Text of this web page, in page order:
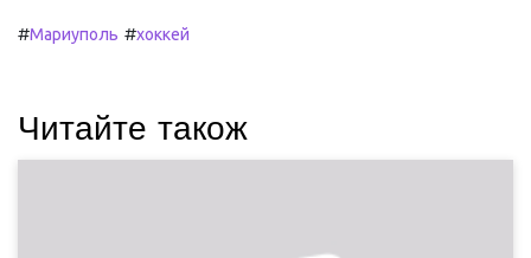
#Мариуполь #хоккей
Читайте також